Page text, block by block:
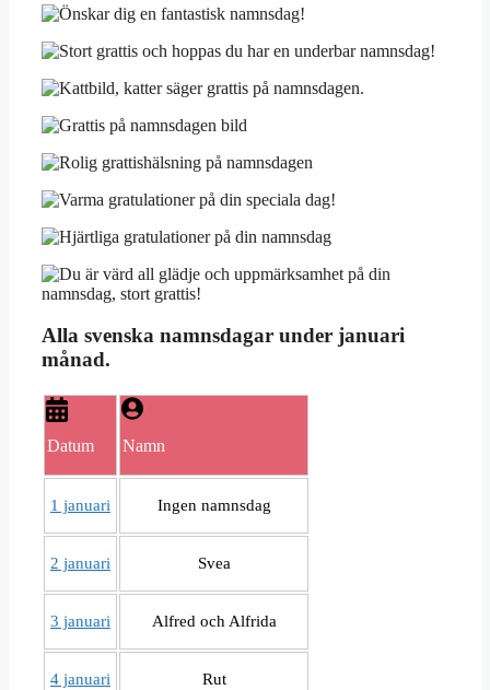
Alla svenska namnsdagar under januari
månad.
Datum Namn
1 januari Ingen namnsdag
2 januari Svea
3 januari Alfred och Alfrida
4 januari Rut